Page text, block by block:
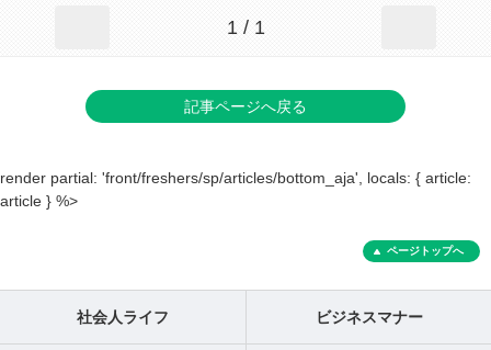
1 / 1
記事ページへ戻る
render partial: 'front/freshers/sp/articles/bottom_aja', locals: { article:
article } %>
ページトップへ
社会人ライフ ビジネスマナー